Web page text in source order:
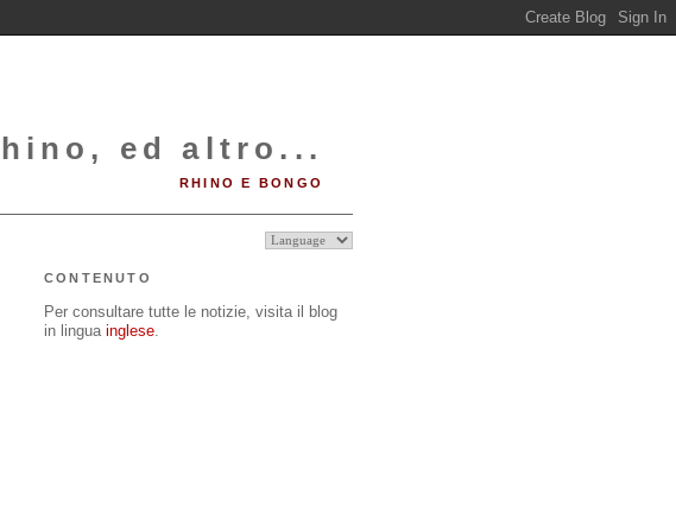
ed altro...
RHINO E BONGO
CONTENUTO
Per consultare tutte le notizie, visita il blog
in lingua inglese